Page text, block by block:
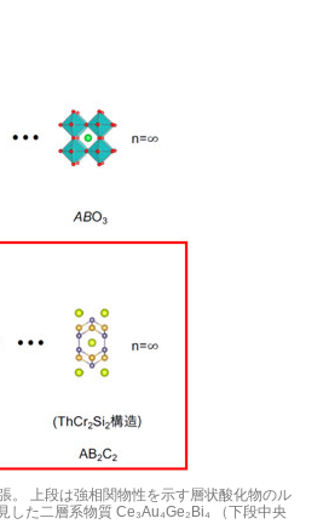
。 上段は強相関物性を示す層状酸化物のル
た二層系物質 Ce₃Au₄Ge₂Bi₄ （下段中央